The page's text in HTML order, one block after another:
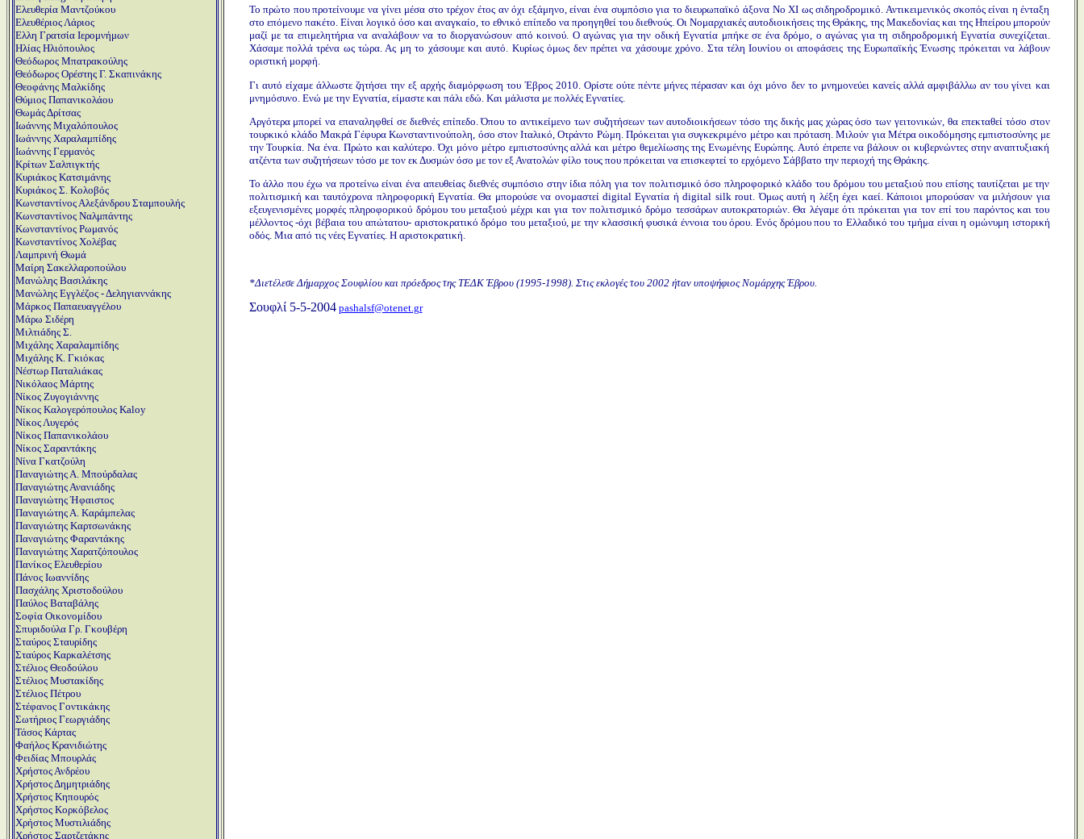
Ελευθερία Μαντζούκου
Ελευθέριος Λάριος
Ελλη Γρατσία Ιερομνήμων
Ηλίας Ηλιόπουλος
Θεόδωρος Μπατρακούλης
Θεόδωρος Ορέστης Γ. Σκαπινάκης
Θεοφάνης Μαλκίδης
Θύμιος Παπανικολάου
Θωμάς Δρίτσας
Ιωάννης Μιχαλόπουλος
Ιωάννης Χαραλαμπίδης
Ιωάννης Γερμανός
Κρίτων Σαλπιγκτής
Κυριάκος Κατσιμάνης
Κυριάκος Σ. Κολοβός
Κωνσταντίνος Αλεξάνδρου Σταμπουλής
Κωνσταντίνος Ναλμπάντης
Κωνσταντίνος Ρωμανός
Κωνσταντίνος Χολέβας
Λαμπρινή Θωμά
Μαίρη Σακελλαροπούλου
Μανώλης Βασιλάκης
Μανώλης Εγγλέζος - Δεληγιαννάκης
Μάρκος Παπαευαγγέλου
Μάρω Σιδέρη
Μιλτιάδης Σ.
Μιχάλης Χαραλαμπίδης
Μιχάλης Κ. Γκιόκας
Νέστωρ Παταλιάκας
Νικόλαος Μάρτης
Νίκος Ζυγογιάννης
Νίκος Καλογερόπουλος Kaloy
Νίκος Λυγερός
Νίκος Παπανικολάου
Νίκος Σαραντάκης
Νίνα Γκατζούλη
Παναγιώτης Α. Μπούρδαλας
Παναγιώτης Ανανιάδης
Παναγιώτης Ήφαιστος
Παναγιώτης Α. Καράμπελας
Παναγιώτης Καρτσωνάκης
Παναγιώτης Φαραντάκης
Παναγιώτης Χαρατζόπουλος
Πανίκος Ελευθερίου
Πάνος Ιωαννίδης
Πασχάλης Χριστοδούλου
Παύλος Βαταβάλης
Σοφία Οικονομίδου
Σπυριδούλα Γρ. Γκουβέρη
Σταύρος Σταυρίδης
Σταύρος Καρκαλέτσης
Στέλιος Θεοδούλου
Στέλιος Μυστακίδης
Στέλιος Πέτρου
Στέφανος Γοντικάκης
Σωτήριος Γεωργιάδης
Τάσος Κάρτας
Φαήλος Κρανιδιώτης
Φειδίας Μπουρλάς
Χρήστος Ανδρέου
Χρήστος Δημητριάδης
Χρήστος Κηπουρός
Χρήστος Κορκόβελος
Χρήστος Μυστιλιάδης
Χρήστος Σαρτζετάκης
Το πρώτο που προτείνουμε να γίνει μέσα στο τρέχον έτος αν όχι εξάμηνο, είναι ένα συμπόσιο για το διευρωπαϊκό άξονα No XI ως σιδηροδρομικό. Αντικειμενικός σκοπός είναι η ένταξη
στο επόμενο πακέτο. Είναι λογικό όσο και αναγκαίο, το εθνικό επίπεδο να προηγηθεί του διεθνούς. Οι Νομαρχιακές αυτοδιοικήσεις της Θράκης, της Μακεδονίας και της Ηπείρου μπορούν
μαζί με τα επιμελητήρια να αναλάβουν να το διοργανώσουν από κοινού. Ο αγώνας για την οδική Εγνατία μπήκε σε ένα δρόμο, ο αγώνας για τη σιδηροδρομική Εγνατία συνεχίζεται.
Χάσαμε πολλά τρένα ως τώρα. Ας μη το χάσουμε και αυτό. Κυρίως όμως δεν πρέπει να χάσουμε χρόνο. Στα τέλη Ιουνίου οι αποφάσεις της Ευρωπαϊκής Ένωσης πρόκειται να λάβουν
οριστική μορφή.
Γι αυτό είχαμε άλλωστε ζητήσει την εξ αρχής διαμόρφωση του Έβρος 2010. Ορίστε ούτε πέντε μήνες πέρασαν και όχι μόνο δεν το μνημονεύει κανείς αλλά αμφιβάλλω αν του γίνει και
μνημόσυνο. Ενώ με την Εγνατία, είμαστε και πάλι εδώ. Και μάλιστα με πολλές Εγνατίες.
Αργότερα μπορεί να επαναληφθεί σε διεθνές επίπεδο. Όπου το αντικείμενο των συζητήσεων των αυτοδιοικήσεων τόσο της δικής μας χώρας όσο των γειτονικών, θα επεκταθεί τόσο στον
τουρκικό κλάδο Μακρά Γέφυρα Κωνσταντινούπολη, όσο στον Ιταλικό, Οτράντο Ρώμη. Πρόκειται για συγκεκριμένο μέτρο και πρόταση. Μιλούν για Μέτρα οικοδόμησης εμπιστοσύνης με
την Τουρκία. Να ένα. Πρώτο και καλύτερο. Όχι μόνο μέτρο εμπιστοσύνης αλλά και μέτρο θεμελίωσης της Ενωμένης Ευρώπης. Αυτό έπρεπε να βάλουν οι κυβερνώντες στην αναπτυξιακή
ατζέντα των συζητήσεων τόσο με τον εκ Δυσμών όσο με τον εξ Ανατολών φίλο τους που πρόκειται να επισκεφτεί το ερχόμενο Σάββατο την περιοχή της Θράκης.
Το άλλο που έχω να προτείνω είναι ένα απευθείας διεθνές συμπόσιο στην ίδια πόλη για τον πολιτισμικό όσο πληροφορικό κλάδο του δρόμου του μεταξιού που επίσης ταυτίζεται με την
πολιτισμική και ταυτόχρονα πληροφορική Εγνατία. Θα μπορούσε να ονομαστεί digital Εγνατία ή digital silk rout. Όμως αυτή η λέξη έχει καεί. Κάποιοι μπορούσαν να μιλήσουν για
εξευγενισμένες μορφές πληροφορικού δρόμου του μεταξιού μέχρι και για τον πολιτισμικό δρόμο τεσσάρων αυτοκρατοριών. Θα λέγαμε ότι πρόκειται για τον επί του παρόντος και του
μέλλοντος -όχι βέβαια του απώτατου- αριστοκρατικό δρόμο του μεταξιού, με την κλασσική φυσικά έννοια του όρου. Ενός δρόμου που το Ελλαδικό του τμήμα είναι η ομώνυμη ιστορική
οδός. Μια από τις νέες Εγνατίες. Η αριστοκρατική.
*Διετέλεσε Δήμαρχος Σουφλίου και πρόεδρος της ΤΕΔΚ Έβρου (1995-1998). Στις εκλογές του 2002 ήταν υποψήφιος Νομάρχης Έβρου.
Σουφλί 5-5-2004 pashalsf@otenet.gr